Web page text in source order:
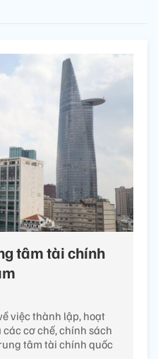
tâm tài chính
việc thành lập, hoạt
cơ chế, chính sách
tâm tài chính quốc